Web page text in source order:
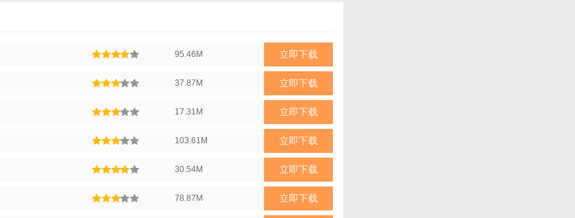
讯和活动信息，确保用户获取的资料都是最新的。
通等合作伙伴进行严格筛选和审核，确保用户的安全和权益。
马腿旅行APP并完成注册。
行目的地和日期，APP将自动为您生成行程建议。
、门票和交通服务进行预订。
95.46M 立即下载
37.87M 立即下载
17.31M 立即下载
103.61M 立即下载
30.54M 立即下载
78.87M 立即下载